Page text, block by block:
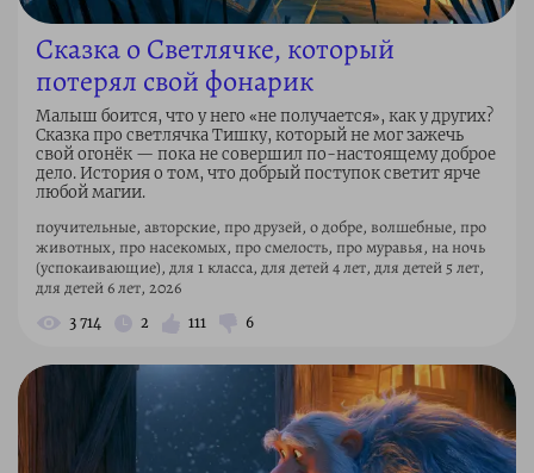
Сказка о Светлячке, который
потерял свой фонарик
Малыш боится, что у него «не получается», как у других?
Сказка про светлячка Тишку, который не мог зажечь
свой огонёк — пока не совершил по-настоящему доброе
дело. История о том, что добрый поступок светит ярче
любой магии.
поучительные, авторские, про друзей, о добре, волшебные, про
животных, про насекомых, про смелость, про муравья, на ночь
(успокаивающие), для 1 класса, для детей 4 лет, для детей 5 лет,
для детей 6 лет, 2026
3 714 2 111 6